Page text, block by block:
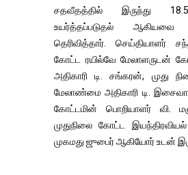
சதவீதத்தில் இருந்து
உயர்த்தப்படுதல்
தெரிவித்தார். செய்தியாளர்
கோட்ட ரயில்வே மேலாளருடன்
அதிகாரி டி. சங்கரன், முது
மேலாண்மை அதிகாரி டி.
கோட்டமின் பொறியாளர் வி.
முதுநிலை கோட்ட இயந்திரவியல்
முகமது ஜுபைர் ஆகியோர் உடன்